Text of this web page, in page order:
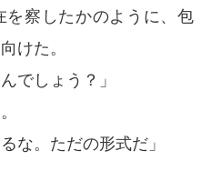
察したかのように、包
けた。
でしょう？」
な。ただの形式だ」